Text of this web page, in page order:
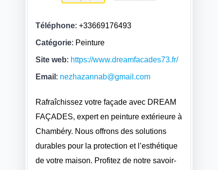
Téléphone: +33669176493
Catégorie: Peinture
Site web: https://www.dreamfacades73.fr/
Email : nezhazannab@gmail.com
Rafraîchissez votre façade avec DREAM
FAÇADES, expert en peinture extérieure à
Chambéry. Nous offrons des solutions
durables pour la protection et l’esthétique
de votre maison. Profitez de notre savoir-